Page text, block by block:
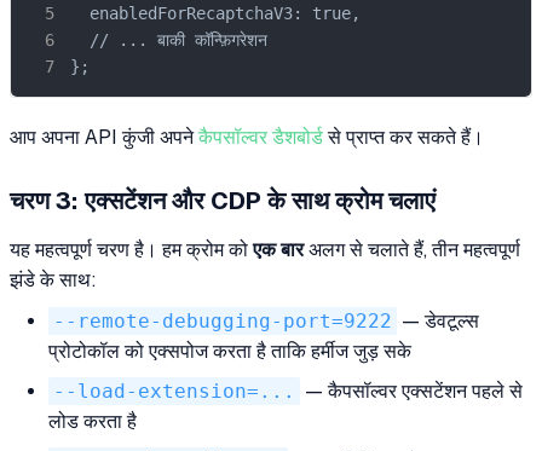
  enabledForRecaptchaV3: true,
  // ... बाकी कॉन्फ़िगरेशन
};
आप अपना API कुंजी अपनेकैपसॉल्वर डैशबोर्डसे प्राप्त कर सकते हैं।
चरण 3: एक्सटेंशन और CDP के साथ क्रोम चलाएं
यह महत्वपूर्ण चरण है। हम क्रोम कोएक बारअलग से चलाते हैं, तीन महत्वपूर्ण
झंडे के साथ:
--remote-debugging-port=9222 — डेवटूल्स
प्रोटोकॉल को एक्सपोज करता है ताकि हर्मीज जुड़ सके
--load-extension=...
— कैपसॉल्वर एक्सटेंशन पहले से
लोड करता है